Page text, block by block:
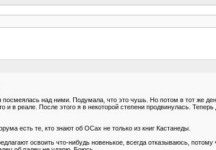
над ними. Подумала, что это чушь. Но потом в тот же
После этого я в некоторой степени продвинулась. Теперь
есть те, кто знают об ОСах не только из книг Кастанеды.
освоить что-нибудь новенькое, всегда отказываюсь,